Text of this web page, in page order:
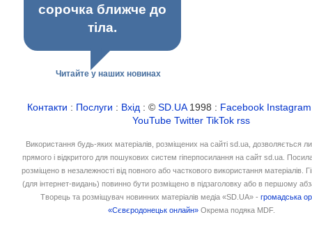
сорочка ближче до
тіла.
Читайте у наших новинах
Контакти : Послуги : Вхід : ©SD.UA1998 : Facebook Instagram
YouTube Twitter TikTok rss
Використання будь-яких матеріалів, розміщених на сайті sd.ua, дозволяється
прямого і відкритого для пошукових систем гіперпосилання на сайт sd.ua.
розміщено в незалежності від повного або часткового використання матеріалів.
(для інтернет-видань) повинно бути розміщено в підзаголовку або в першому
Творець та розміщувач новинних матеріалів медіа «SD.UA» -громадська
«Сєвєродонецьк онлайн» Окрема подяка MDF.